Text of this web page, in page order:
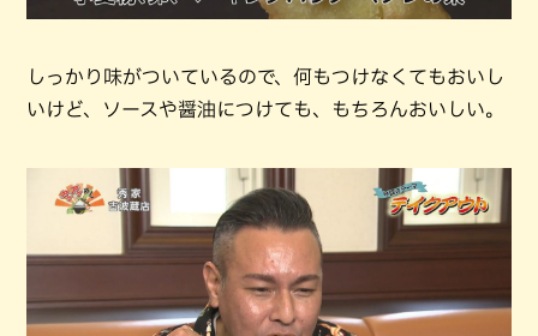
しっかり味がついているので、何もつけなくてもおいし
いけど、ソースや醤油につけても、もちろんおいしい。